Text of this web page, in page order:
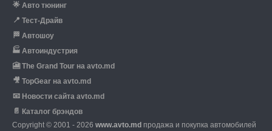
🌟 Авто тюнинг
📍 Тест-Драйв
🏁 Автошоу
🏭 Автоиндустрия
🎦 The Grand Tour на avto.md
🎥 TopGear на avto.md
📧 Новости сайта avto.md
📄 Каталог брэндов
Copyright © 2001 - 2026 www.avto.md продажа и покупка автомобилей